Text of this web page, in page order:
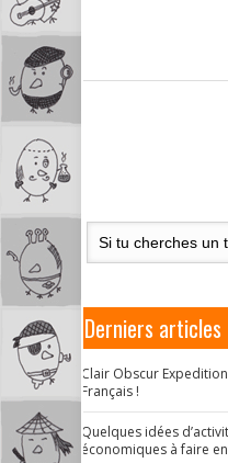
Derniers articles
Clair Obscur
Français !
Quelques idées
économiques à faire